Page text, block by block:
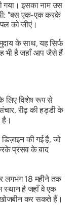
गया। इसका नाम उस
"बस एक-एक करके
को जीएं।
के साथ, यह सिर्फ
भी है जहाँ आप जैसे हैं
के लिए विशेष रूप से
रीढ़ की हड्डी के
है।
की गई है, जो
प्रसव के बाद
लगभग 18 महीने तक
स्थान है जहाँ वे एक
कर सकते हैं।